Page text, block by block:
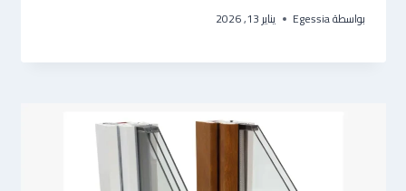
بواسطةEgessia يناير 13, 2026